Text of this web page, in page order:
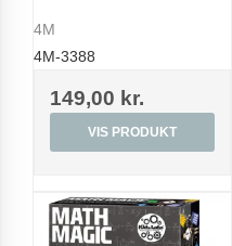
4M
4M-3388
149,00 kr.
VIS PRODUKT